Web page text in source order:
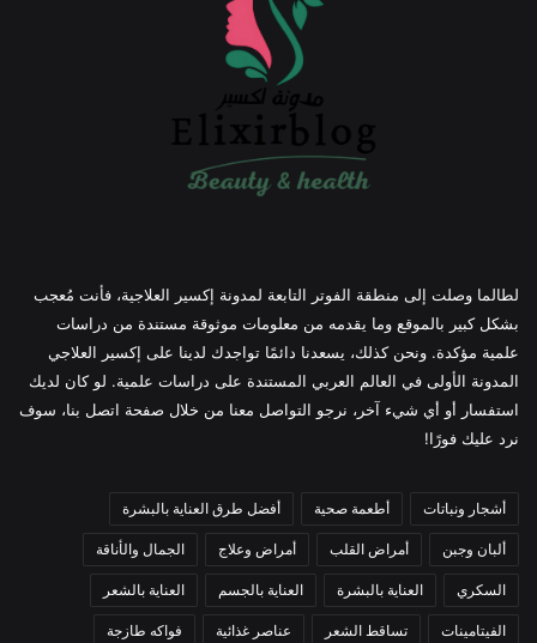
لطالما وصلت إلى منطقة الفوتر التابعة لمدونة إكسير العلاجية، فأنت مُعجب
بشكل كبير بالموقع وما يقدمه من معلومات موثوقة مستندة من دراسات
علمية مؤكدة. ونحن كذلك، يسعدنا دائمًا تواجدك لدينا على إكسير العلاجي
المدونة الأولى في العالم العربي المستندة على دراسات علمية. لو كان لديك
استفسار أو أي شيء آخر، نرجو التواصل معنا من خلال صفحة اتصل بنا، سوف
نرد عليك فورًا!
أشجار ونباتات أطعمة صحية أفضل طرق العناية بالبشرة
ألبان وجبن أمراض القلب أمراض وعلاج الجمال والأناقة
السكري العناية بالبشرة العناية بالجسم العناية بالشعر
الفيتامينات تساقط الشعر عناصر غذائية فواكه طازجة